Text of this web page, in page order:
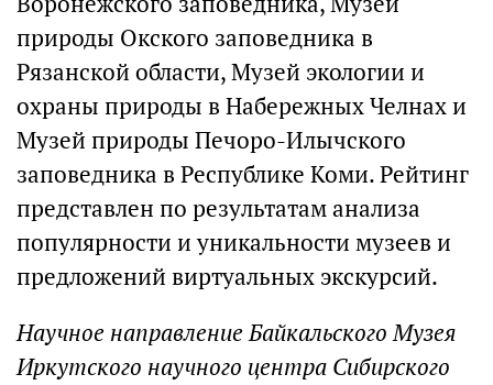
природы Окского заповедника в
Рязанской области, Музей экологии и
охраны природы в Набережных Челнах и
Музей природы Печоро-Илычского
заповедника в Республике Коми. Рейтинг
представлен по результатам анализа
популярности и уникальности музеев и
предложений виртуальных экскурсий.
Научное направление Байкальского Музея
Иркутского научного центра Сибирского